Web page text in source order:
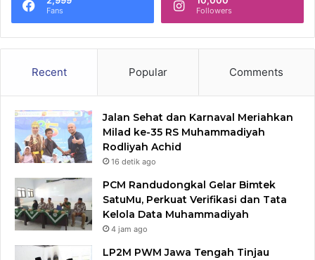
Fans Followers
Recent Popular Comments
Jalan Sehat dan Karnaval Meriahkan
Milad ke-35 RS Muhammadiyah
Rodliyah Achid
16 detik ago
PCM Randudongkal Gelar Bimtek
SatuMu, Perkuat Verifikasi dan Tata
Kelola Data Muhammadiyah
4 jam ago
LP2M PWM Jawa Tengah Tinjau